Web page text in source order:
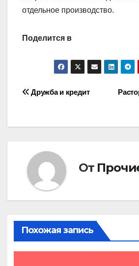
отдельное производство.
Поделится в
Навигация
Дружба и кредит
От
Похожая запись